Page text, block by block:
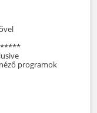
*****
programok